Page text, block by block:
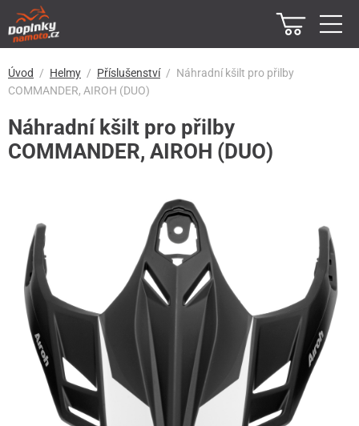
Úvod Helmy Příslušenství
Náhradní kšilt pro přilby
COMMANDER, AIROH (DUO)
Náhradní kšilt pro přilby
COMMANDER, AIROH (DUO)